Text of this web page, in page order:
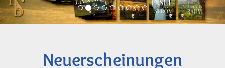
Neuerscheinungen